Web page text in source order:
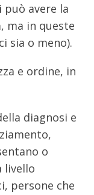
può avere la
ma in queste
sia o meno).
e ordine, in
diagnosi e
o
livello
persone che